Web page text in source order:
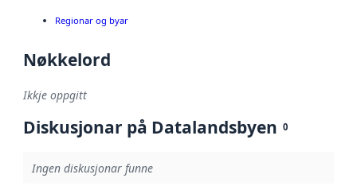
Regionar og byar
Nøkkelord
Ikkje oppgitt
Diskusjonar på Datalandsbyen 0
Ingen diskusjonar funne